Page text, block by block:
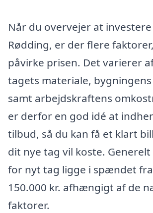
Når du overvejer at
Rødding, er der flere
påvirke prisen. Det varierer
tagets materiale,
samt arbejdskraftens
er derfor en god idé at
tilbud, så du kan få et klart
dit nye tag vil koste.
for nyt tag ligge i spændet
150.000 kr. afhængigt af de
faktorer.